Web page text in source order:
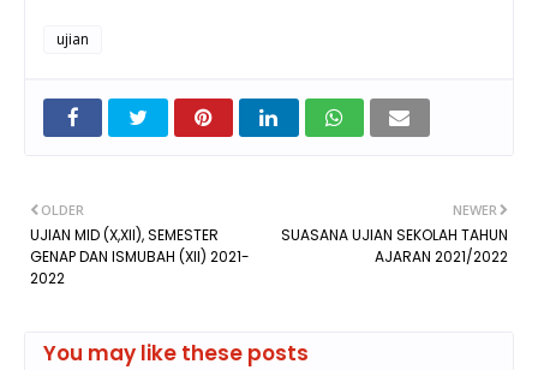
ujian
NEWER
SUASANA UJIAN SEKOLAH TAHUN
AJARAN 2021/2022
OLDER
UJIAN MID (X,XII), SEMESTER
GENAP DAN ISMUBAH (XII) 2021-
2022
You may like these posts